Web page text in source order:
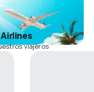
viajeros